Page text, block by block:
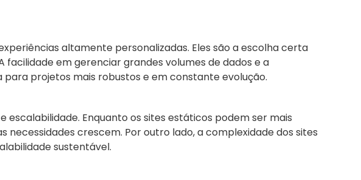
altamente personalizadas. Eles são a escolha certa
em gerenciar grandes volumes de dados e a
projetos mais robustos e em constante evolução.
Enquanto os sites estáticos podem ser mais
crescem. Por outro lado, a complexidade dos sites
sustentável.